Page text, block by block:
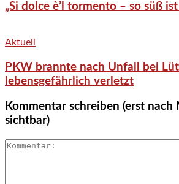
„Si dolce è’l tormento – so süß
Aktuell
PKW brannte nach Unfall bei
lebensgefährlich verletzt
Kommentar schreiben (erst
sichtbar)